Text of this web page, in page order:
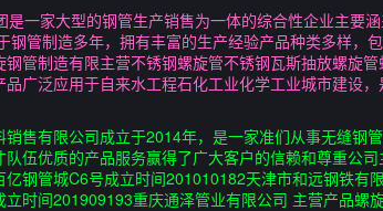
是一家大型的钢管生产销售为一体的综合性企业主要
钢管制造多年，拥有丰富的生产经验产品种类多样
管制造有限主营不锈钢螺旋管不锈钢瓦斯抽放螺旋
广泛应用于自来水工程石化工业化学工业城市建设
售有限公司成立于2014年，是一家准们从事无缝钢
伍优质的产品服务赢得了广大客户的信赖和尊重公
钢管城C6号成立时间201010182天津市和远钢铁
时间201909193重庆通泽管业有限公司 主营产品螺